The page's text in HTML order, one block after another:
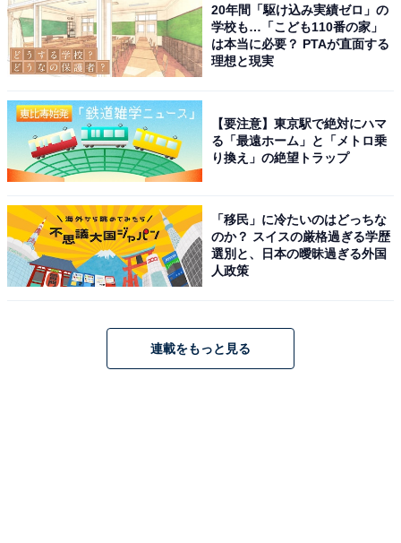
20年間「駆け込み実績ゼロ」の
学校も…「こども110番の家」
は本当に必要？ PTAが直面する
理想と現実
【要注意】東京駅で絶対にハマ
る「最遠ホーム」と「メトロ乗
り換え」の絶望トラップ
「移民」に冷たいのはどっちな
のか？ スイスの厳格過ぎる学歴
選別と、日本の曖昧過ぎる外国
人政策
連載をもっと見る